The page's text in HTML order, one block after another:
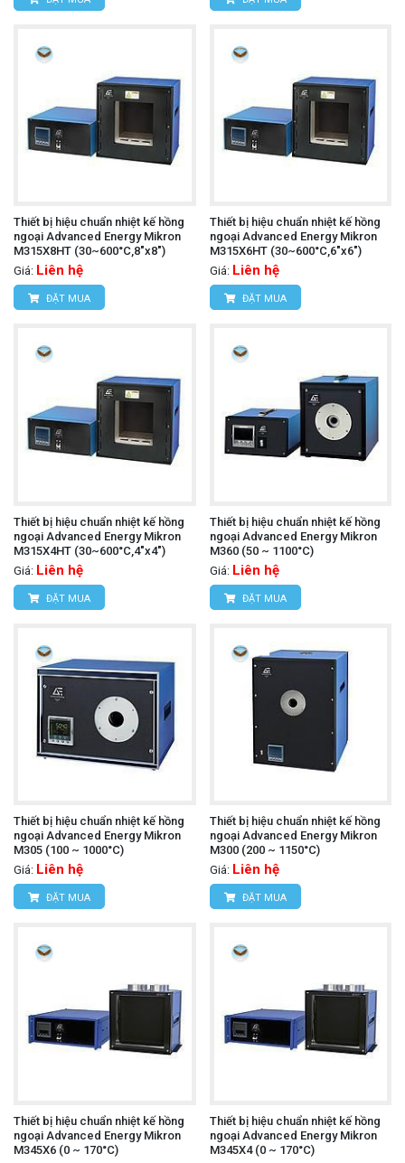
Thiết bị hiệu chuẩn nhiệt kế hồng
ngoại Advanced Energy Mikron
M315X8HT (30~600°C,8"x8")
Giá: Liên hệ
ĐẶT MUA
Thiết bị hiệu chuẩn nhiệt kế hồng
ngoại Advanced Energy Mikron
M315X6HT (30~600°C,6"x6")
Giá: Liên hệ
ĐẶT MUA
Thiết bị hiệu chuẩn nhiệt kế hồng
ngoại Advanced Energy Mikron
M315X4HT (30~600°C,4"x4")
Giá: Liên hệ
ĐẶT MUA
Thiết bị hiệu chuẩn nhiệt kế hồng
ngoại Advanced Energy Mikron
M360 (50 ~ 1100°C)
Giá: Liên hệ
ĐẶT MUA
Thiết bị hiệu chuẩn nhiệt kế hồng
ngoại Advanced Energy Mikron
M305 (100 ~ 1000°C)
Giá: Liên hệ
ĐẶT MUA
Thiết bị hiệu chuẩn nhiệt kế hồng
ngoại Advanced Energy Mikron
M300 (200 ~ 1150°C)
Giá: Liên hệ
ĐẶT MUA
Thiết bị hiệu chuẩn nhiệt kế hồng
ngoại Advanced Energy Mikron
M345X6 (0 ~ 170°C)
Thiết bị hiệu chuẩn nhiệt kế hồng
ngoại Advanced Energy Mikron
M345X4 (0 ~ 170°C)